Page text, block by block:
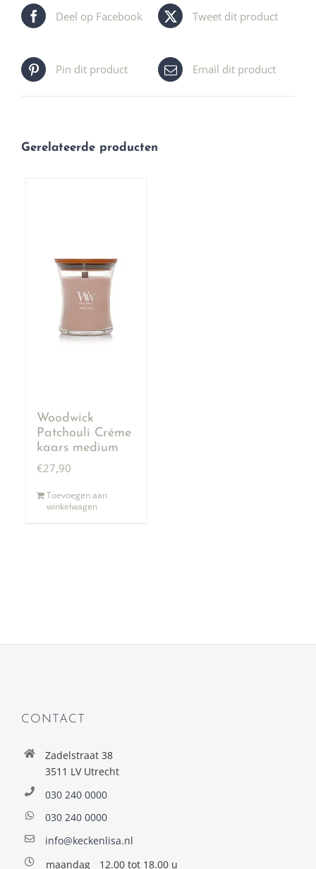
Deel op Facebook Tweet dit product
Pin dit product Email dit product
Gerelateerde producten
Woodwick
Patchouli Créme
kaars medium
€27,90
Toevoegen aan
winkelwagen
CONTACT
Zadelstraat 38
3511 LV Utrecht
030 240 0000
030 240 0000
info@keckenlisa.nl
maandag
12.00 tot 18.00 u